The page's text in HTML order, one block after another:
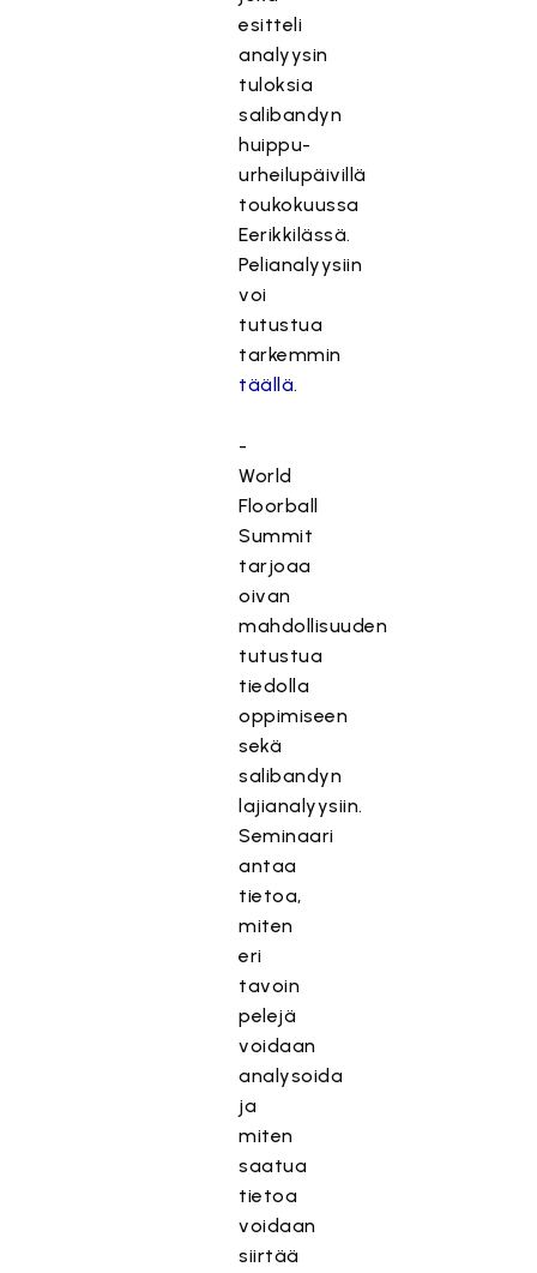
esitteli
analyysin
tuloksia
salibandyn
huippu-
urheilupäivillä
toukokuussa
Eerikkilässä.
Pelianalyysiin
voi
tutustua
tarkemmin
täällä.
-
World
Floorball
Summit
tarjoaa
oivan
mahdollisuuden
tutustua
tiedolla
oppimiseen
sekä
salibandyn
lajianalyysiin.
Seminaari
antaa
tietoa,
miten
eri
tavoin
pelejä
voidaan
analysoida
ja
miten
saatua
tietoa
voidaan
siirtää